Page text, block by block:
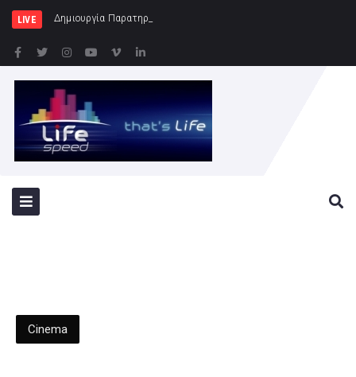
LIVE Δημιουργία Παρατηρητηρίου Έργων στην Περιφέ
Cinema